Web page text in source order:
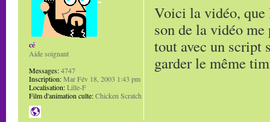
Voici la vidéo,
son de la vidéo
tout avec un script
garder le même
cé
Aide soignant
Messages:4747
Inscription:Mar Fév 18, 2003 1:43 pm
Localisation:Lille-F
Film d'animation culte:Chicken Scratch